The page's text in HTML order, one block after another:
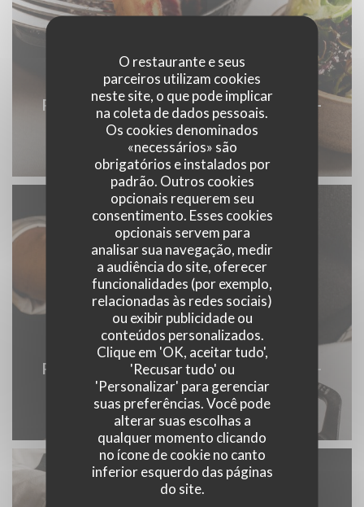
O restaurante e seus
parceiros utilizam cookies
neste site, o que pode implicar
na coleta de dados pessoais.
Os cookies denominados
«necessários» são
obrigatórios e instalados por
padrão. Outros cookies
opcionais requerem seu
consentimento. Esses cookies
opcionais servem para
analisar sua navegação, medir
a audiência do site, oferecer
funcionalidades (por exemplo,
relacionadas às redes sociais)
ou exibir publicidade ou
conteúdos personalizados.
Clique em 'OK, aceitar tudo',
'Recusar tudo' ou
'Personalizar' para gerenciar
suas preferências. Você pode
alterar suas escolhas a
qualquer momento clicando
no ícone de cookie no canto
inferior esquerdo das páginas
do site.
Restaurant-Argentin-Paris-Buenos-Aires-
75006-Sadiksansvoltaire-58.jpg
© Sadiksansvoltaire
Restaurant-Argentin-Paris-Buenos-Aires-
75006-Sadiksansvoltaire-83.jpg
© Sadiksansvoltaire